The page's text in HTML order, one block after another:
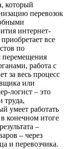
который
перевозок
интернет-
все
по
перемещения
работа с
за весь процесс
или
логист – это
труда,
умеет работать
конечном итоге
–
– через
и перевозчика.